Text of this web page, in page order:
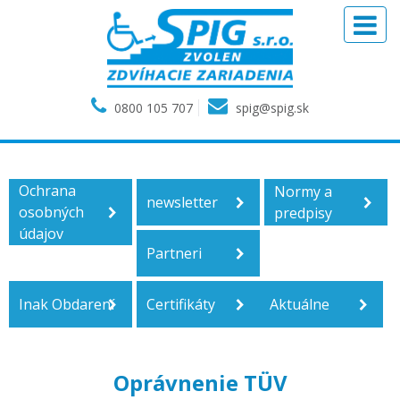
0800 105 707 spig@spig.sk
Ochrana
osobných
údajov
newsletter
Normy a
predpisy
Partneri
Inak Obdarení Certifikáty Aktuálne
Oprávnenie TÜV